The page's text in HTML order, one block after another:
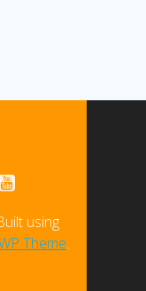
using
Theme.